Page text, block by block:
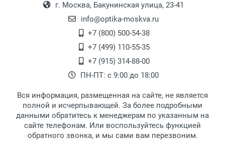
Самовывоз.
Оплата товара производится
наличными непосредственно на пункте
выдачи товара.
Перечисление средств на расчетный счет.
18:00, по субботам с 11:00 до 15:00, в
офисе по адресу: г. Москва,
Переведеновский переулок 17, корпус 1,
второй этаж, тел. +7 (499) 110-55-35.
После того, как заказ поступает в пункт
выдачи, наш менеджер связывается с
клиентом и оповещает о поступлении
товара.
Для получения товара при себе
обязательно иметь паспорт.
Заказ необходимо забрать в течение 3
рабочих дней с момента поступления на
г. Москва, Бакунинская улица, 23-41
info@optika-moskva.ru
+7 (800) 500-54-38
+7 (499) 110-55-35
+7 (915) 314-88-00
ПН-ПТ: с 9:00 до 18:00
Вся информация, размещенная на сайте, не является
полной и исчерпывающей. За более подробными
данными обратитесь к менеджерам по указанным на
сайте телефонам. Или воспользуйтесь функцией
обратного звонка, и мы сами вам перезвоним.